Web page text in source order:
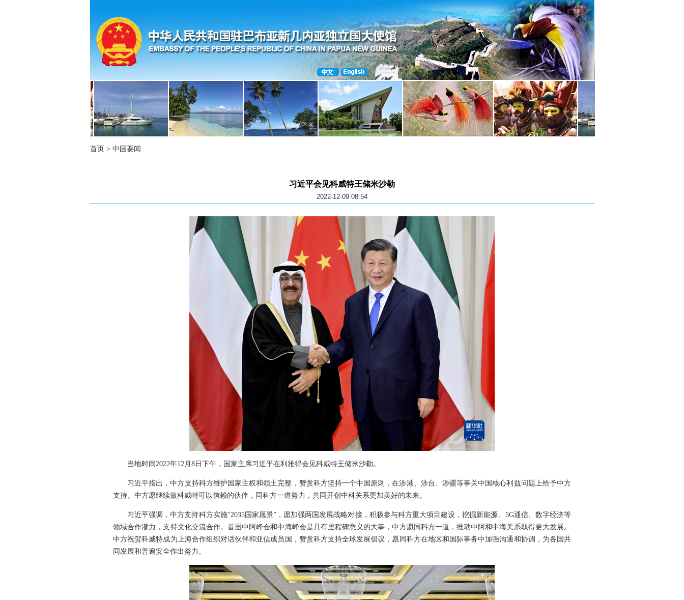
首页 > 中国要闻
习近平会见科威特王储米沙勒
2022-12-09 08:54
当地时间2022年12月8日下午，国家主席习近平在利雅得会见科威特王储米沙勒。
习近平指出，中方支持科方维护国家主权和领土完整，赞赏科方坚持一个中国原则，在涉港、涉台、涉疆等事关中国核心利益问题上给予中方
支持。中方愿继续做科威特可以信赖的伙伴，同科方一道努力，共同开创中科关系更加美好的未来。
习近平强调，中方支持科方实施“2035国家愿景”，愿加强两国发展战略对接，积极参与科方重大项目建设，挖掘新能源、5G通信、数字经济等
领域合作潜力，支持文化交流合作。首届中阿峰会和中海峰会是具有里程碑意义的大事，中方愿同科方一道，推动中阿和中海关系取得更大发展。
中方祝贺科威特成为上海合作组织对话伙伴和亚信成员国，赞赏科方支持全球发展倡议，愿同科方在地区和国际事务中加强沟通和协调，为各国共
同发展和普遍安全作出努力。